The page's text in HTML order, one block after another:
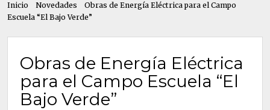
Inicio Novedades
Obras de Energía Eléctrica para el Campo
Escuela “El Bajo Verde”
Obras de Energía Eléctrica
para el Campo Escuela “El
Bajo Verde”